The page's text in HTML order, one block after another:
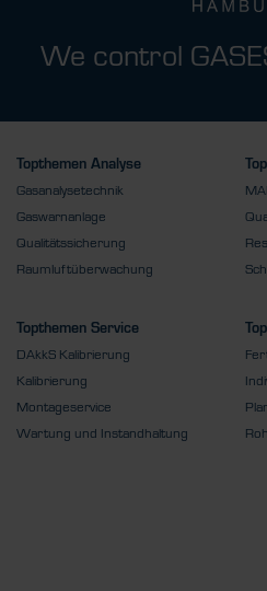
We control
Topthemen Analyse
Gasanalysetechnik
Gaswarnanlage
Qualitätssicherung
Raumluftüberwachung
Topthemen Service
DAkkS Kalibrierung
Kalibrierung
Montageservice
Wartung und Instandhaltung